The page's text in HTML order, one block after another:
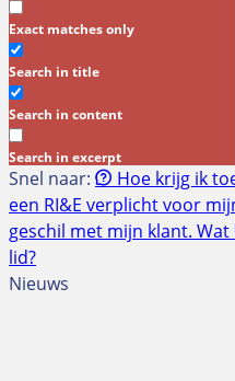
Exact matches only
Search in title
Search in content
Search in excerpt
Snel naar: Hoe krijg ik
een RI&E verplicht voor
geschil met mijn klant. Wat
lid?
Nieuws